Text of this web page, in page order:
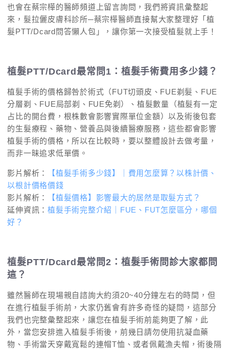
也會在蔡宗樺的醫師頻道上留言詢問，我們將資訊彙整起
來，髮拉儷皮膚科診所─蔡宗樺醫師直接幫大家整理好「植
髮PTT/Dcard問答懶人包」，讓你第一次接受植髮就上手！
植髮PTT/Dcard最常問1：植髮手術費用多少錢？
植髮手術的價格歸咎於術式（FUT切頭皮、FUE剃髮、FUE
分層剃、FUE局部剃、FUE免剃）、植髮數量（植髮有一定
占比的開台費，根株數會影響實際單位金額）以及術後包套
的生髮療程、藥物、營養品與後續醫療服務，這些都會影響
植髮手術的價格，所以在比較時，要以整體設計去做考量，
而非一昧追求低單價。
影片解析：
【植髮手術多少錢】｜費用怎麼算？以株計價、
以根計價格價錢
影片解析：
【植髮價格】影響最大的居然是取髮方式？
延伸資訊：植髮手術完整介紹｜FUE、FUT怎麼區分，哪個
好？
植髮PTT/Dcard最常問2：植髮手術問診大家都問
這？
雖然醫師在現場親自諮詢大約須20~40分鐘左右的時間，但
在進行植髮手術前，大家仍舊會有許多奇怪的疑問，這部分
我們也完整彙整起來，讓您在植髮手術前能夠更了解，此
外，當您安排進入植髮手術後，前幾日請勿使用抗凝血藥
物、手術當天穿戴寬鬆的連帽T恤、或者佩戴漁夫帽，術後隔